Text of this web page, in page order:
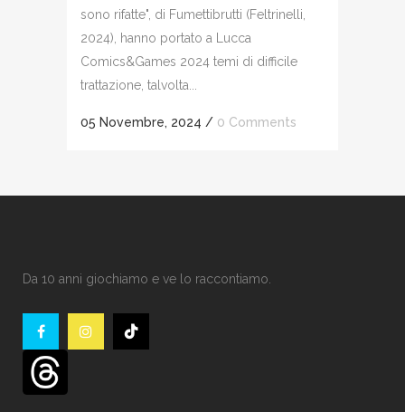
sono rifatte", di Fumettibrutti (Feltrinelli,
2024), hanno portato a Lucca
Comics&Games 2024 temi di difficile
trattazione, talvolta...
05 Novembre, 2024 / 0 Comments
Da 10 anni giochiamo e ve lo raccontiamo.